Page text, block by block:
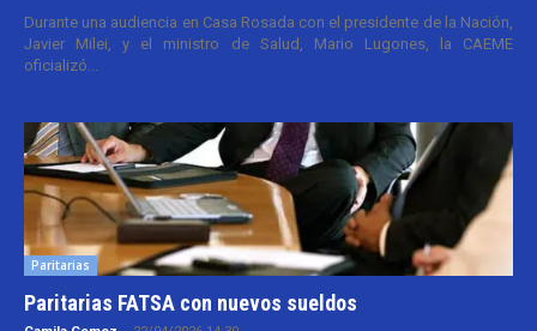
Durante una audiencia en Casa Rosada con el presidente de la Nación,
Javier Milei, y el ministro de Salud, Mario Lugones, la CAEME
oficializó...
Paritarias
Paritarias FATSA con nuevos sueldos